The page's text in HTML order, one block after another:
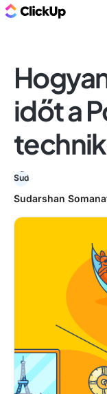
időt a
Sudarshan